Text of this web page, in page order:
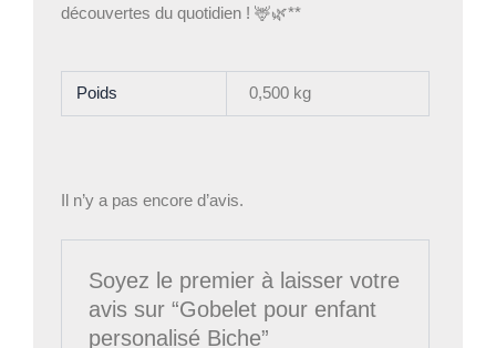
découvertes du quotidien ! 🦌🌿**
Poids 0,500 kg
Il n’y a pas encore d’avis.
Soyez le premier à laisser votre
avis sur “Gobelet pour enfant
personalisé Biche”